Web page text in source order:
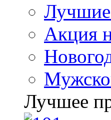
Акция
Лучшее